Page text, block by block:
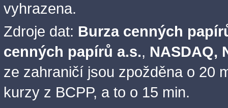
vyhrazena.
Zdroje dat: Burza cenných
cenných papírů a.s., NASDAQ,
ze zahraničí jsou zpožděna o 20
kurzy z BCPP, a to o 15 min.